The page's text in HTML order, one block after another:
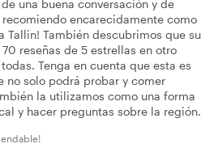
una buena conversación y de
recomiendo encarecidamente como
Tallin! También descubrimos que su
reseñas de 5 estrellas en otro
Tenga en cuenta que esta es
no solo podrá probar y comer
la utilizamos como una forma
y hacer preguntas sobre la región.